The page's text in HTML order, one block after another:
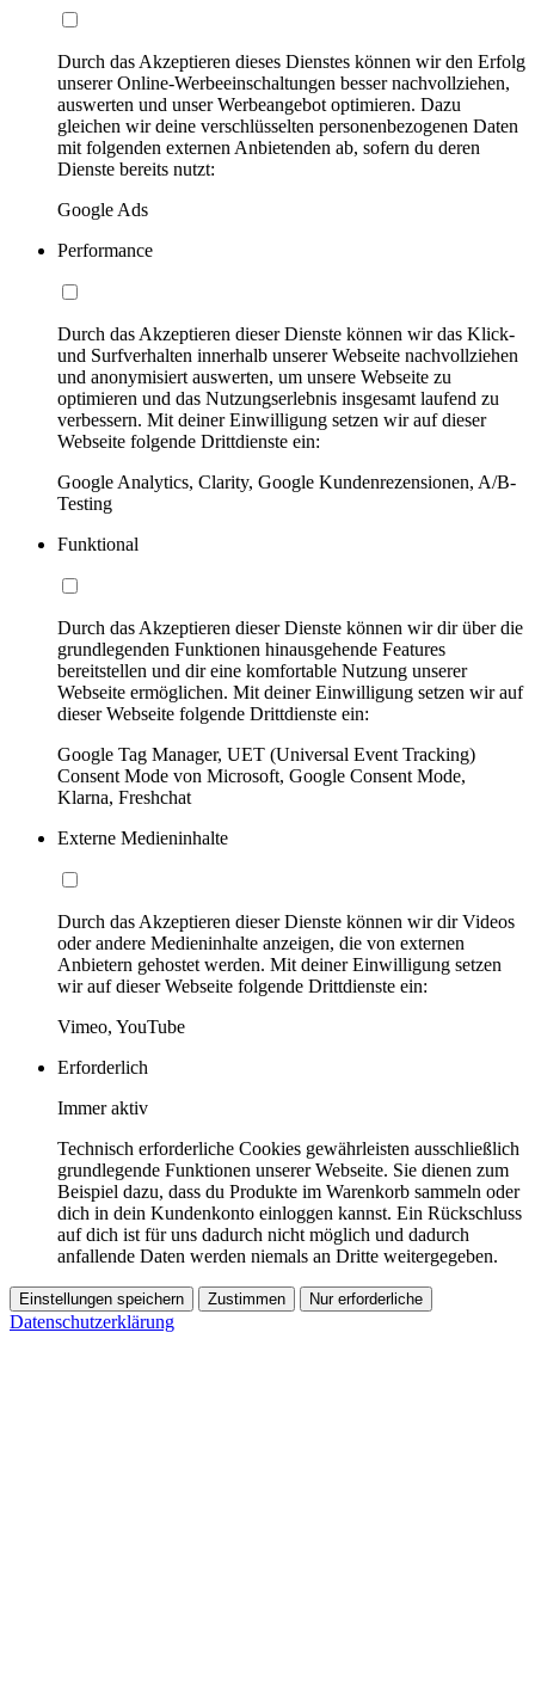
Durch das Akzeptieren dieses Dienstes können wir den Erfolg
unserer Online-Werbeeinschaltungen besser nachvollziehen,
auswerten und unser Werbeangebot optimieren. Dazu
gleichen wir deine verschlüsselten personenbezogenen Daten
mit folgenden externen Anbietenden ab, sofern du deren
Dienste bereits nutzt:
Google Ads
Performance
Durch das Akzeptieren dieser Dienste können wir das Klick-
und Surfverhalten innerhalb unserer Webseite nachvollziehen
und anonymisiert auswerten, um unsere Webseite zu
optimieren und das Nutzungserlebnis insgesamt laufend zu
verbessern. Mit deiner Einwilligung setzen wir auf dieser
Webseite folgende Drittdienste ein:
Google Analytics, Clarity, Google Kundenrezensionen, A/B-
Testing
Funktional
Durch das Akzeptieren dieser Dienste können wir dir über die
grundlegenden Funktionen hinausgehende Features
bereitstellen und dir eine komfortable Nutzung unserer
Webseite ermöglichen. Mit deiner Einwilligung setzen wir auf
dieser Webseite folgende Drittdienste ein:
Google Tag Manager, UET (Universal Event Tracking)
Consent Mode von Microsoft, Google Consent Mode,
Klarna, Freshchat
Externe Medieninhalte
Durch das Akzeptieren dieser Dienste können wir dir Videos
oder andere Medieninhalte anzeigen, die von externen
Anbietern gehostet werden. Mit deiner Einwilligung setzen
wir auf dieser Webseite folgende Drittdienste ein:
Vimeo, YouTube
Erforderlich
Immer aktiv
Technisch erforderliche Cookies gewährleisten ausschließlich
grundlegende Funktionen unserer Webseite. Sie dienen zum
Beispiel dazu, dass du Produkte im Warenkorb sammeln oder
dich in dein Kundenkonto einloggen kannst. Ein Rückschluss
auf dich ist für uns dadurch nicht möglich und dadurch
anfallende Daten werden niemals an Dritte weitergegeben.
Einstellungen speichern Zustimmen Nur erforderliche
Datenschutzerklärung